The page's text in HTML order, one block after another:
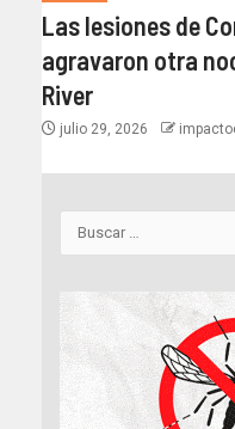
Las lesiones de
agravaron otra
River
julio 29, 2026